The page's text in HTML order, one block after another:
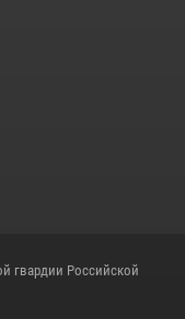
гвардии Российской